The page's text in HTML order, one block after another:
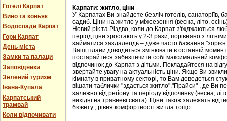
Готелі Карпат
Вино та коньяк
Водоспади Карпат
Гори Карпат
День міста
Замки та палаци
Заповідники
Зелений туризм
Івана-Купала
Карпатський
трамвай
Коли відпочивати
Карпати: житло, ціни
У Карпатах Ви знайдете безліч готелів, санаторіїв,
садиб. Ціни на житло у міжсезоння (весна, літо,
Новий рік та Різдво, коли до Карпат з'їжджаються
період ціни зростають у 2-3 рази, порівняно з
займатися заздалегідь – дуже часто бажання
Ваші плани доводиться змінювати в останній
постарайтеся забезпечити собі максимальний
відпочинок до Карпат з дітьми. Покладайтеся на
звертайте увагу на актуальність ціни. Якщо Ви
кімнату в приватному секторі, то Вам доведеться
вішати таблички "здається житло"."Прайси" , де Ви
залежно від регіону та періоду відпочинку (весна,
вихідні на травневі свята). Ціни також залежать від
бювету , рівня комфортності житла тощо.